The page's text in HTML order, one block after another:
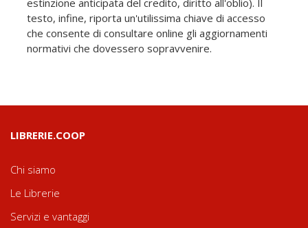
estinzione anticipata del credito, diritto all'oblio). Il
testo, infine, riporta un'utilissima chiave di accesso
che consente di consultare online gli aggiornamenti
normativi che dovessero sopravvenire.
LIBRERIE.COOP
Chi siamo
Le Librerie
Servizi e vantaggi